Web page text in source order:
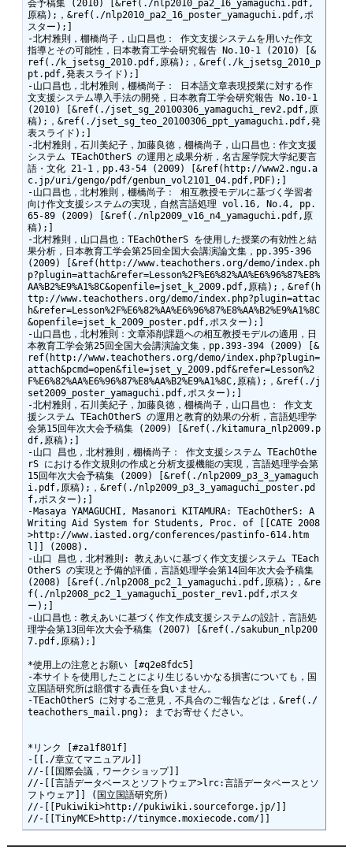
会予稿集 (2010) [&ref(./nlp2010_pa2_16_yamaguchi.pdf,
原稿);，&ref(./nlp2010_pa2_16_poster_yamaguchi.pdf,ポ
スター);]
-北村雅則，棚橋尚子，山口昌也： 作文支援システムを用いた作文
指導とその可能性，日本教育工学会研究報告 No.10-1 (2010) [&
ref(./k_jsetsg_2010.pdf,原稿);，&ref(./k_jsetsg_2010_p
pt.pdf,発表スライド);]
-山口昌也，北村雅則，棚橋尚子： 日本語文章表現授業に対する作
文支援システム導入手法の開発，日本教育工学会研究報告 No.10-1
(2010) [&ref(./jset_sg_20100306_yamaguchi_rev2.pdf,原
稿);，&ref(./jset_sg_teo_20100306_ppt_yamaguchi.pdf,発
表スライド);]
-北村雅則，石川美紀子，加藤良徳，棚橋尚子，山口昌也：作文支援
システム TEachOtherS の運用と成果分析，名古屋学院大学紀要言
語・文化 21-1，pp.43-54 (2009) [&ref(http://www2.ngu.a
c.jp/uri/gengo/pdf/genbun_vol2101_04.pdf,PDF);]
-山口昌也，北村雅則，棚橋尚子： 相互教授モデルに基づく学習者
向け作文支援システムの実現，自然言語処理 vol.16, No.4, pp.
65-89 (2009) [&ref(./nlp2009_v16_n4_yamaguchi.pdf,原
稿);]
-北村雅則，山口昌也：TEachOtherS を使用した授業の有効性と結
果分析，日本教育工学会第25回全国大会講演論文集，pp.395-396
(2009) [&ref(http://www.teachothers.org/demo/index.ph
p?plugin=attach&refer=Lesson%2F%E6%82%AA%E6%96%87%E8%
AA%B2%E9%A1%8C&openfile=jset_k_2009.pdf,原稿);，&ref(h
ttp://www.teachothers.org/demo/index.php?plugin=attac
h&refer=Lesson%2F%E6%82%AA%E6%96%87%E8%AA%B2%E9%A1%8C
&openfile=jset_k_2009_poster.pdf,ポスター);]
-山口昌也，北村雅則：文章添削課題への相互教授モデルの適用，日
本教育工学会第25回全国大会講演論文集，pp.393-394 (2009) [&
ref(http://www.teachothers.org/demo/index.php?plugin=
attach&pcmd=open&file=jset_y_2009.pdf&refer=Lesson%2
F%E6%82%AA%E6%96%87%E8%AA%B2%E9%A1%8C,原稿);，&ref(./j
set2009_poster_yamaguchi.pdf,ポスター);]
-北村雅則，石川美紀子，加藤良徳，棚橋尚子，山口昌也： 作文支
援システム TEachOtherS の運用と教育的効果の分析，言語処理学
会第15回年次大会予稿集 (2009) [&ref(./kitamura_nlp2009.p
df,原稿);]
-山口 昌也，北村雅則，棚橋尚子： 作文支援システム TEachOthe
rS における作文規則の作成と分析支援機能の実現，言語処理学会第
15回年次大会予稿集 (2009) [&ref(./nlp2009_p3_3_yamaguch
i.pdf,原稿);，&ref(./nlp2009_p3_3_yamaguchi_poster.pd
f,ポスター);]
-Masaya YAMAGUCHI, Masanori KITAMURA: TEachOtherS: A
Writing Aid System for Students, Proc. of [[CATE 2008
>http://www.iasted.org/conferences/pastinfo-614.htm
l]] (2008).
-山口 昌也，北村雅則: 教えあいに基づく作文支援システム TEach
OtherS の実現と予備的評価，言語処理学会第14回年次大会予稿集
(2008) [&ref(./nlp2008_pc2_1_yamaguchi.pdf,原稿);，&re
f(./nlp2008_pc2_1_yamaguchi_poster_rev1.pdf,ポスタ
ー);]
-山口昌也：教えあいに基づく作文作成支援システムの設計，言語処
理学会第13回年次大会予稿集 (2007) [&ref(./sakubun_nlp200
7.pdf,原稿);]
*使用上の注意とお願い [#q2e8fdc5]
-本サイトを使用したことにより生じるいかなる損害についても，国
立国語研究所は賠償する責任を負いません。
-TEachOtherS に対するご意見，不具合のご報告などは，&ref(./
teachothers_mail.png); までお寄せください。
*リンク [#za1f801f]
-[[./章立てマニュアル]]
//-[[国際会議，ワークショップ]]
//-[[言語データベースとソフトウェア>lrc:言語データベースとソ
フトウェア]] (国立国語研究所)
//-[[Pukiwiki>http://pukiwiki.sourceforge.jp/]]